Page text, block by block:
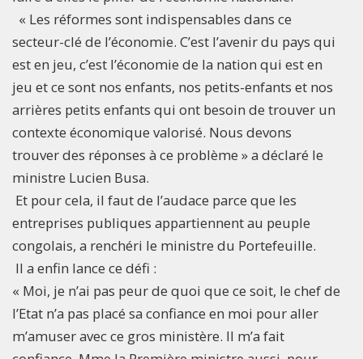
« Les réformes sont indispensables dans ce
secteur-clé de l’économie. C’est l’avenir du pays qui
est en jeu, c’est l’économie de la nation qui est en
jeu et ce sont nos enfants, nos petits-enfants et nos
arrières petits enfants qui ont besoin de trouver un
contexte économique valorisé. Nous devons
trouver des réponses à ce problème » a déclaré le
ministre Lucien Busa.
Et pour cela, il faut de l’audace parce que les
entreprises publiques appartiennent au peuple
congolais, a renchéri le ministre du Portefeuille.
Il a enfin lance ce défi :
« Moi, je n’ai pas peur de quoi que ce soit, le chef de
l’Etat n’a pas placé sa confiance en moi pour aller
m’amuser avec ce gros ministère. Il m’a fait